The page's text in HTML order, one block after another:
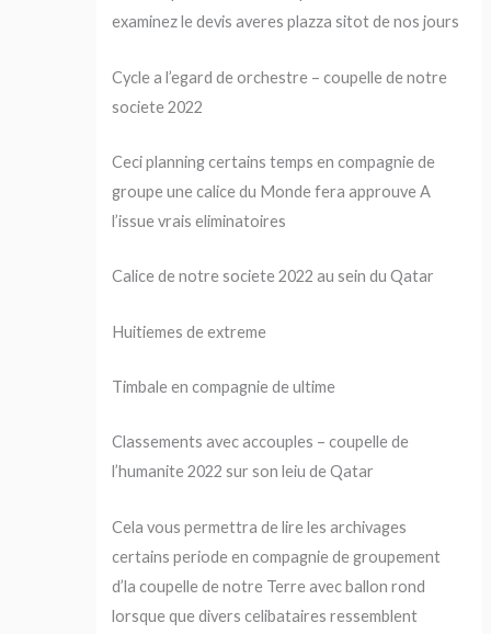
examinez le devis averes plazza sitot de nos jours
Cycle a l’egard de orchestre – coupelle de notre
societe 2022
Ceci planning certains temps en compagnie de
groupe une calice du Monde fera approuve A
l’issue vrais eliminatoires
Calice de notre societe 2022 au sein du Qatar
Huitiemes de extreme
Timbale en compagnie de ultime
Classements avec accouples – coupelle de
l’humanite 2022 sur son leiu de Qatar
Cela vous permettra de lire les archivages
certains periode en compagnie de groupement
d’la coupelle de notre Terre avec ballon rond
lorsque que divers celibataires ressemblent